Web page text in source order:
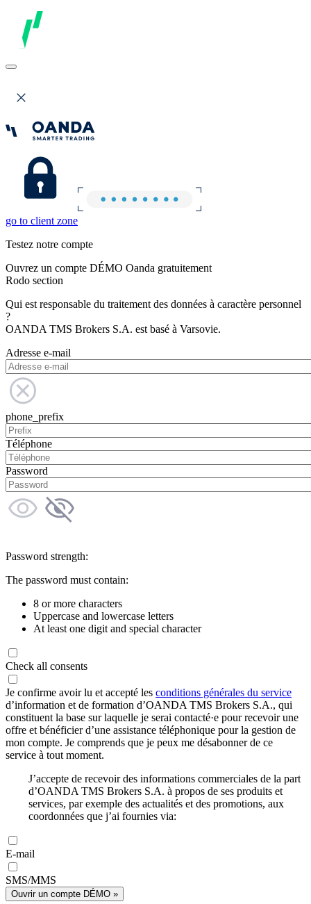
go to client zone
Testez notre compte
Ouvrez un compte DÉMO Oanda gratuitement
Rodo section
Qui est responsable du traitement des données à caractère personnel
?
OANDA TMS Brokers S.A. est basé à Varsovie.
Adresse e-mail
phone_prefix
Téléphone
Password
Password strength:
The password must contain:
8 or more characters
Uppercase and lowercase letters
At least one digit and special character
Check all consents
Je confirme avoir lu et accepté les conditions générales du service
d’information et de formation d’OANDA TMS Brokers S.A., qui
constituent la base sur laquelle je serai contacté·e pour recevoir une
offre et bénéficier d’une assistance téléphonique pour la gestion de
mon compte. Je comprends que je peux me désabonner de ce
service à tout moment.
J’accepte de recevoir des informations commerciales de la part
d’OANDA TMS Brokers S.A. à propos de ses produits et
services, par exemple des actualités et des promotions, aux
coordonnées que j’ai fournies via:
E-mail
SMS/MMS
Ouvrir un compte DÉMO »